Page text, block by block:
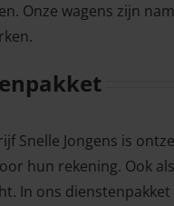
Onze wagens zijn
Snelle Jongens is
hun rekening. Ook
In ons